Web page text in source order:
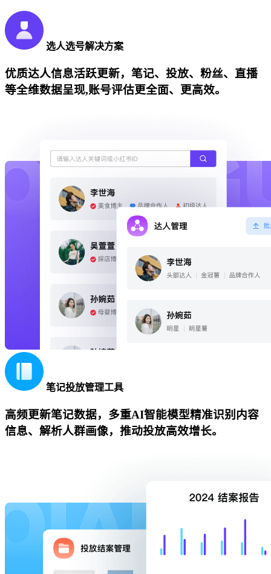
选人选号解决方案
优质达人信息活跃更新，笔记、投放、粉丝、直播
等全维数据呈现,账号评估更全面、更高效。
笔记投放管理工具
高频更新笔记数据，多重AI智能模型精准识别内容
信息、解析人群画像，推动投放高效增长。